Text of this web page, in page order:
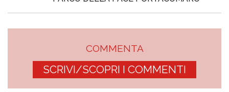
COMMENTA
SCRIVI/SCOPRI I COMMENTI